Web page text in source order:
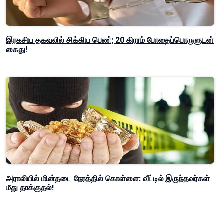
இரகசிய தகவலில் சிக்கிய பெண்; 20 கிராம் போதைப்பொருளுடன்
கைது!
அராலியில் மின்தடை நேரத்தில் கொள்ளை: வீட்டில் இருந்தவர்கள்
மீது தாக்குதல்!